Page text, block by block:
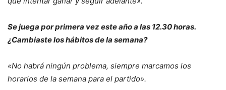
Se juega por primera vez este año a las 12.30 horas.
¿Cambiaste los hábitos de la semana?
«No habrá ningún problema, siempre marcamos los
horarios de la semana para el partido».